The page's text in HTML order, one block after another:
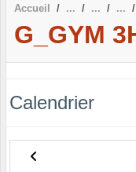
Accueil
G_GYM
Calendrier